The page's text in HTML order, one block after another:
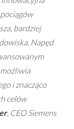
bardziej
Napęd
i znacząco
celów
, CEO Siemens